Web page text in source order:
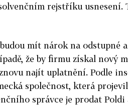
rejstříku usnesení.
mít nárok na odstupné
že by firmu získal nový
najít uplatnění. Podle
společnost, která
správce je prodat Poldi